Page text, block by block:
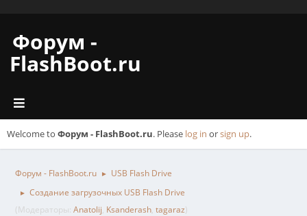
Форум -
FlashBoot.ru
Welcome to Форум - FlashBoot.ru. Please log in orsign up.
Форум - FlashBoot.ru ► USB Flash Drive
►
Создание загрузочных USB Flash Drive
(Модераторы: Anatolij, Ksanderash, tagaraz)